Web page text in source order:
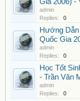
admin
Replies:
0
Hướng
Quốc Gia
admin
Replies:
0
Học Tốt
- Trần Văn
admin
Replies:
0